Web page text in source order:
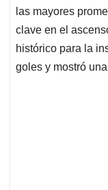
las mayores
clave en el
histórico para la
goles y mostró